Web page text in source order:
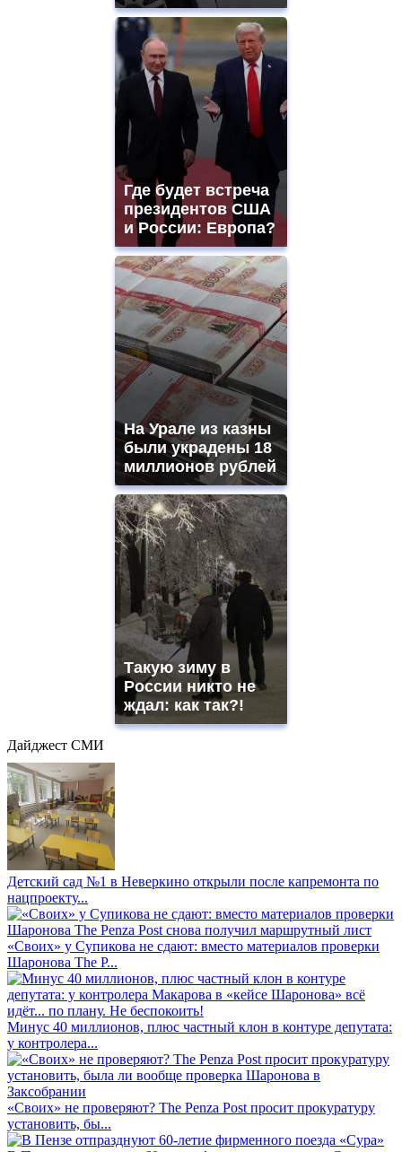
Где будет встреча
президентов США
и России: Европа?
На Урале из казны
были украдены 18
миллионов рублей
Такую зиму в
России никто не
ждал: как так?!
Дайджест СМИ
Детский сад №1 в Неверкино открыли после капремонта по
нацпроекту...
«Своих» у Супикова не сдают: вместо материалов проверки
Шаронова The P...
Минус 40 миллионов, плюс частный клон в контуре депутата:
у контролера...
«Своих» не проверяют? The Penza Post просит прокуратуру
установить, бы...